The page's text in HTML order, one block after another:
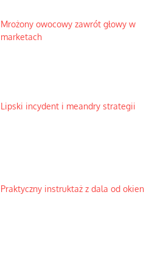
Mrożony owocowy zawrót głowy w
marketach
Lipski incydent i meandry strategii
Praktyczny instruktaż z dala od okien